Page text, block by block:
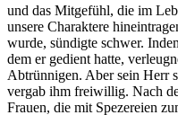
und das Mitgefühl, die im
unsere Charaktere
wurde, sündigte schwer.
dem er gedient hatte,
Abtrünnigen. Aber sein Herr
vergab ihm freiwillig. Nach
Frauen, die mit Spezereien